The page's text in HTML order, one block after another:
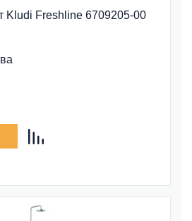
Kludi Freshline 6709205-00